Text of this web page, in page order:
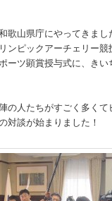
歌山県庁にやってきまし
ンピックアーチェリー
ーツ顕賞授与式に、きい
の人たちがすごく多くて
対談が始まりました！